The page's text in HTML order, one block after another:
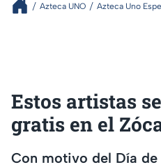
Azteca UNO Azteca Uno
Estos artistas
gratis en el
Con motivo del Día de